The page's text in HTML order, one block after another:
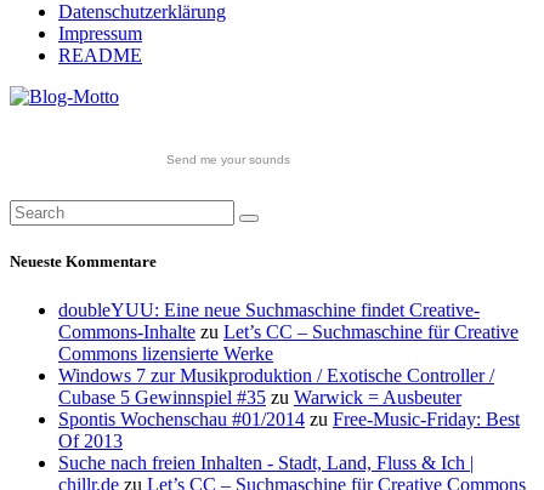
Datenschutzerklärung
Impressum
README
Send me your sounds
Neueste Kommentare
doubleYUU: Eine neue Suchmaschine findet Creative-
Commons-Inhalte zu Let’s CC – Suchmaschine für Creative
Commons lizensierte Werke
Windows 7 zur Musikproduktion / Exotische Controller /
Cubase 5 Gewinnspiel #35 zu Warwick = Ausbeuter
Spontis Wochenschau #01/2014 zu Free-Music-Friday: Best
Of 2013
Suche nach freien Inhalten - Stadt, Land, Fluss & Ich |
chillr.de zu Let’s CC – Suchmaschine für Creative Commons